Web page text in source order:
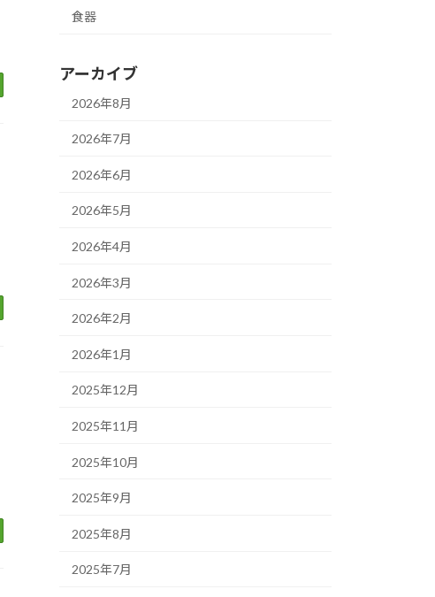
食器
アーカイブ
2026年8月
2026年7月
2026年6月
2026年5月
2026年4月
2026年3月
2026年2月
2026年1月
2025年12月
2025年11月
2025年10月
2025年9月
2025年8月
2025年7月